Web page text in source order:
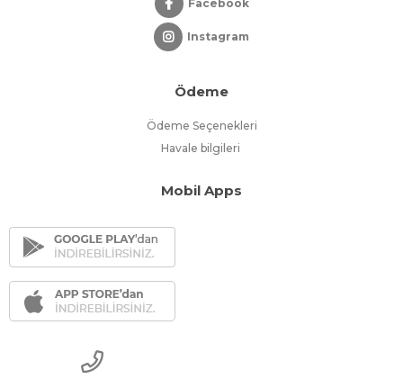
Facebook
Instagram
Ödeme
Ödeme Seçenekleri
Havale bilgileri
Mobil Apps